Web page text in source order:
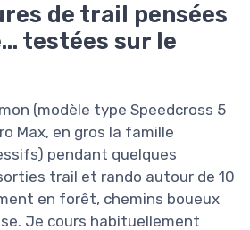
de trail pensées
testées sur le
(modèle type Speedcross 5
Max, en gros la famille
pendant quelques
trail et rando autour de 10
en forêt, chemins boueux
Je cours habituellement